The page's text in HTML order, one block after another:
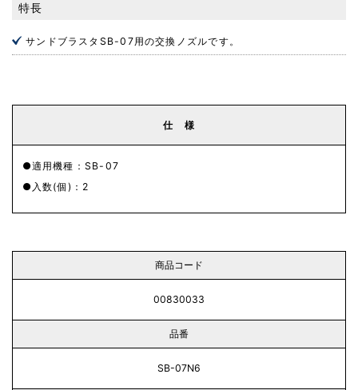
特長
サンドブラスタSB-07用の交換ノズルです。
仕 様
適用機種：SB-07
入数(個)：2
商品コード
00830033
品番
SB-07N6